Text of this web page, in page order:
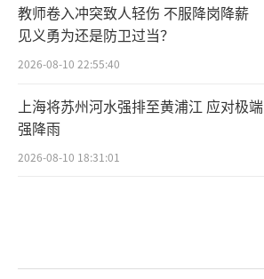
教师卷入冲突致人轻伤 不服降岗降薪
见义勇为还是防卫过当？
2026-08-10 22:55:40
上海将苏州河水强排至黄浦江 应对极端
强降雨
2026-08-10 18:31:01